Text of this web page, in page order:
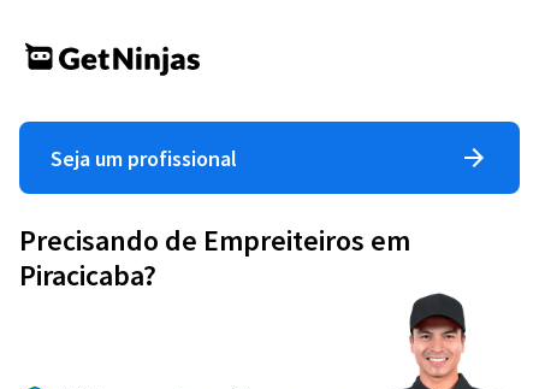
Seja um profissional
Precisando de Empreiteiros em
Piracicaba?